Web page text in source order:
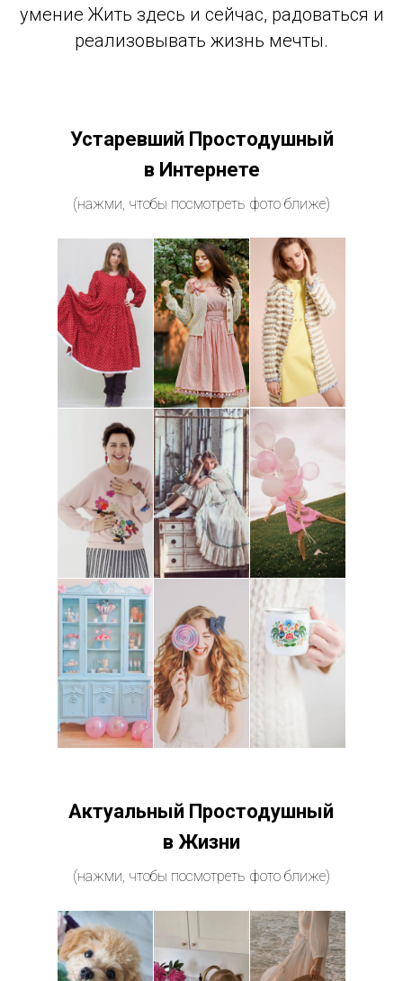
умение Жить здесь и сейчас, радоваться и
реализовывать жизнь мечты.
Устаревший Простодушный
в Интернете
Актуальный Простодушный
в Жизни
(нажми, чтобы посмотреть фото ближе)
(нажми, чтобы посмотреть фото ближе)